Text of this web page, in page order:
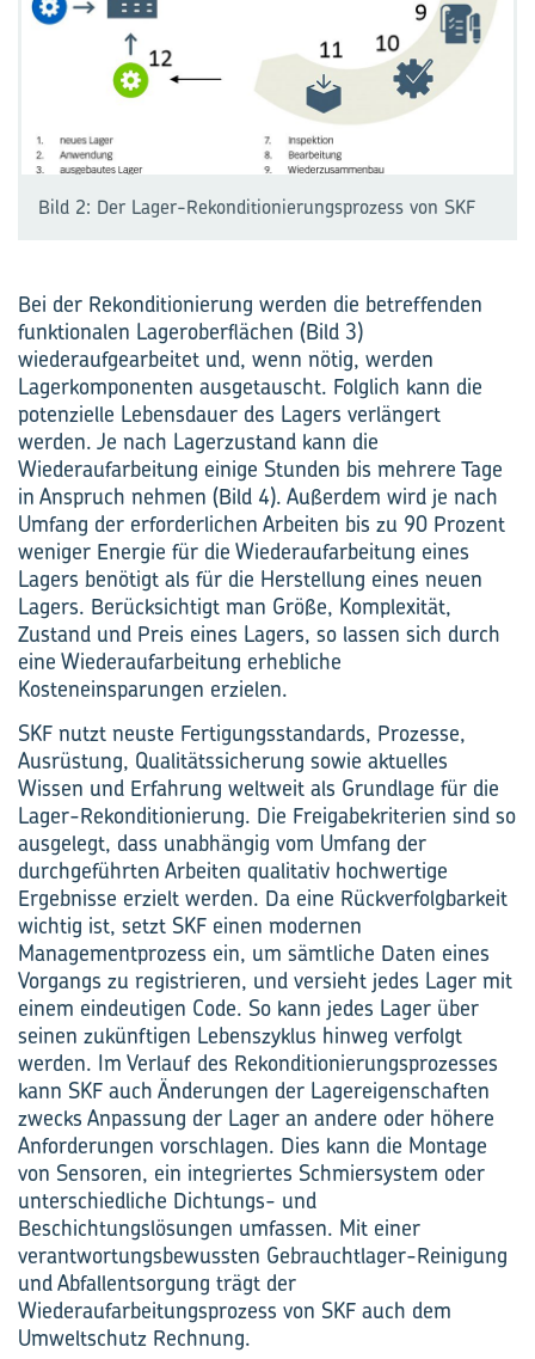
Bild 2: Der Lager-Rekonditionierungsprozess von SKF
Bei der Rekonditionierung werden die betreffenden
funktionalen Lageroberflächen (Bild 3)
wiederaufgearbeitet und, wenn nötig, werden
Lagerkomponenten ausgetauscht. Folglich kann die
potenzielle Lebensdauer des Lagers verlängert
werden. Je nach Lagerzustand kann die
Wiederaufarbeitung einige Stunden bis mehrere Tage
in Anspruch nehmen (Bild 4). Außerdem wird je nach
Umfang der erforderlichen Arbeiten bis zu 90 Prozent
weniger Energie für die Wiederaufarbeitung eines
Lagers benötigt als für die Herstellung eines neuen
Lagers. Berücksichtigt man Größe, Komplexität,
Zustand und Preis eines Lagers, so lassen sich durch
eine Wiederaufarbeitung erhebliche
Kosteneinsparungen erzielen.
SKF nutzt neuste Fertigungsstandards, Prozesse,
Ausrüstung, Qualitätssicherung sowie aktuelles
Wissen und Erfahrung weltweit als Grundlage für die
Lager-Rekonditionierung. Die Freigabekriterien sind so
ausgelegt, dass unabhängig vom Umfang der
durchgeführten Arbeiten qualitativ hochwertige
Ergebnisse erzielt werden. Da eine Rückverfolgbarkeit
wichtig ist, setzt SKF einen modernen
Managementprozess ein, um sämtliche Daten eines
Vorgangs zu registrieren, und versieht jedes Lager mit
einem eindeutigen Code. So kann jedes Lager über
seinen zukünftigen Lebenszyklus hinweg verfolgt
werden. Im Verlauf des Rekonditionierungsprozesses
kann SKF auch Änderungen der Lager­eigenschaften
zwecks Anpassung der Lager an andere oder höhere
Anforderungen vorschlagen. Dies kann die Montage
von Sensoren, ein integriertes Schmiersystem oder
unterschiedliche Dichtungs- und
Beschichtungslösungen umfassen. Mit einer
verantwortungsbewussten Gebrauchtlager-Reinigung
und Abfallentsorgung trägt der
Wiederaufarbeitungsprozess von SKF auch dem
Umweltschutz Rechnung.